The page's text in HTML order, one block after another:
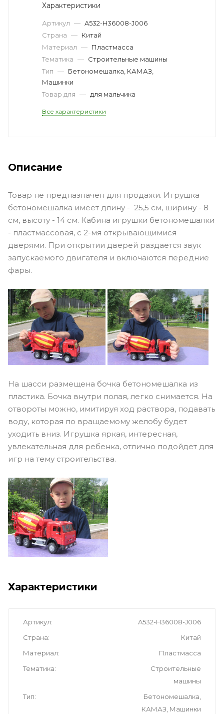
Характеристики
Артикул — A532-H36008-J006
Страна — Китай
Материал — Пластмасса
Тематика — Cтроительные машины
Тип — Бетономешалка, КАМАЗ,
Машинки
Товар для — для мальчика
Все характеристики
Описание
Товар не предназначен для продажи. Игрушка
бетономешалка имеет длину - 25,5 см, ширину - 8
см, высоту - 14 см. Кабина игрушки бетономешалки
- пластмассовая, с 2-мя открывающимися
дверями. При открытии дверей раздается звук
запускаемого двигателя и включаются передние
фары.
На шасси размещена бочка бетономешалка из
пластика. Бочка внутри полая, легко снимается. На
отвороты можно, имитируя ход раствора, подавать
воду, которая по вращаемому желобу будет
уходить вниз. Игрушка яркая, интересная,
увлекательная для ребенка, отлично подойдет для
игр на тему строительства.
Характеристики
Артикул
A532-H36008-J006
Страна
Китай
Материал
Пластмасса
Тематика
Cтроительные
машины
Тип
Бетономешалка,
КАМАЗ, Машинки